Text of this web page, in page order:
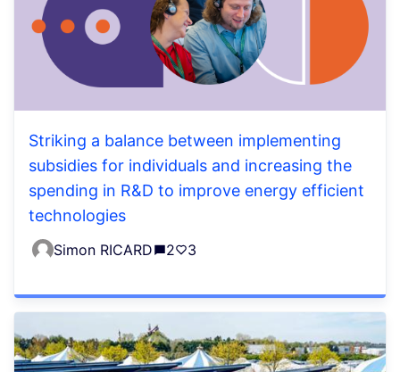
Striking a balance between implementing
subsidies for individuals and increasing the
spending in R&D to improve energy efficient
technologies
Simon RICARD 2 3